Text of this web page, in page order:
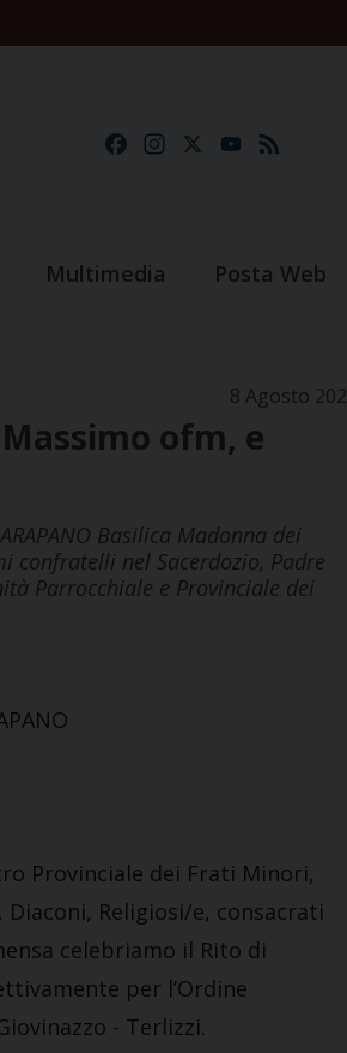
FacebookInstagramYouTube
Multimedia Posta Web
8 Agosto
ofm, e
Basilica Madonna dei
nel Sacerdozio, Padre
Parrocchiale e Provinciale dei
Provinciale dei Frati Minori,
Religiosi/e, consacrati
celebriamo il Rito di
per l’Ordine
- Terlizzi.